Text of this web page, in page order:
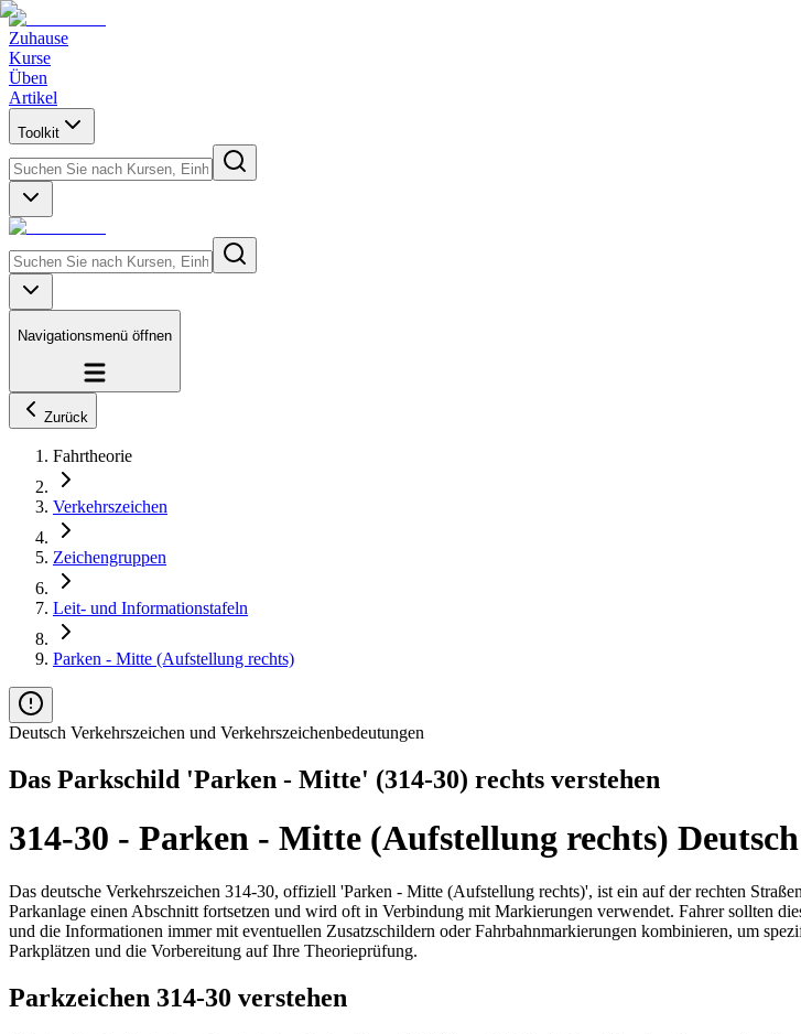
Zuhause
Kurse
Üben
Artikel
Toolkit
Navigationsmenü öffnen
Zurück
Fahrtheorie
Verkehrszeichen
Zeichengruppen
Leit- und Informationstafeln
Parken - Mitte (Aufstellung rechts)
Deutsch Verkehrszeichen und Verkehrszeichenbedeutungen
Das Parkschild 'Parken - Mitte' (314-30) rechts verstehen
314-30 - Parken - Mitte (Aufstellung rechts)
Das deutsche Verkehrszeichen 314-30, offiziell 'Parken - Mitte (Aufstellung rechts)', ist ein auf der rechten
Parkanlage einen Abschnitt fortsetzen und wird oft in Verbindung mit Markierungen verwendet. Fahrer sollten
und die Informationen immer mit eventuellen Zusatzschildern oder Fahrbahnmarkierungen kombinieren, um
Parkplätzen und die Vorbereitung auf Ihre Theorieprüfung.
Parkzeichen 314-30 verstehen